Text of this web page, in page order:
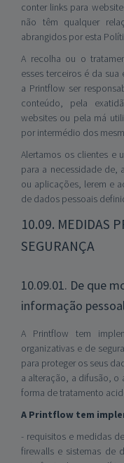
conter links para
não têm qualquer
abrangidos por esta
A recolha ou o
esses terceiros é da
a Printflow ser
conteúdo, pela
websites ou pela má
por intermédio dos
Alertamos os clientes e
para a necessidade de,
ou aplicações, lerem e
de dados pessoais
10.09. MEDIDAS
SEGURANÇA
10.09.01. De que
informação
A Printflow tem
organizativas e de
para proteger os seus
a alteração, a difusão, o
forma de tratamento
A Printflow tem
- requisitos e medidas
firewalls e sistemas de